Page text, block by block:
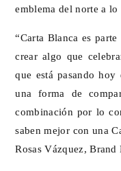
emblema del norte a lo
“Carta Blanca es
crear algo que
que está pasando
una forma de
combinación por lo
saben mejor con una
Rosas Vázquez, Brand